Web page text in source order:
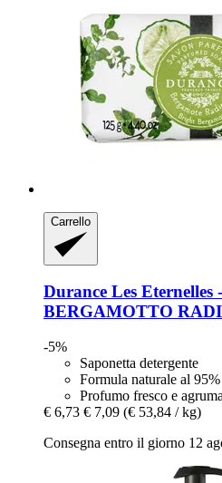
Carrello
Durance Les Eternelles
BERGAMOTTO
-5%
Saponetta detergente
Formula naturale al 95%
Profumo fresco e
€ 6,73 € 7,09 (€ 53,84 / kg)
Consegna entro il giorno 12